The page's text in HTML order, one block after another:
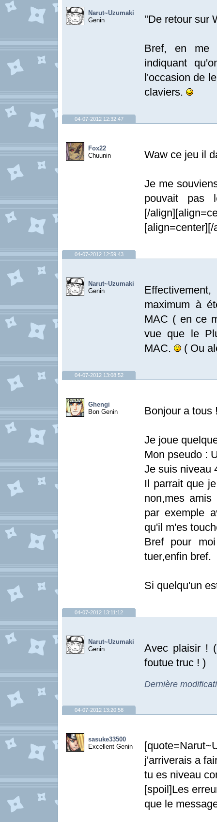
Narut~Uzumaki
Genin
"De retour sur
Bref, en me
indiquant
l'occasion de
claviers.
04-07-2012 12:32:47
Fox22
Chuunin
Waw ce jeu il
Je me
pouvait pas
[/
[align=center][/
04-07-2012 12:59:43
Narut~Uzumaki
Genin
maximum à
MAC ( en ce
vue que le
MAC.
( Ou
04-07-2012 13:08:52
Ghengi
Bon Genin
Bonjour a tous
Je joue
Mon pseudo :
Je suis niveau
Il parrait que
non,mes
par exemple
qu'il m'es
Bref pour
tuer,enfin bref.
Si quelqu'un
04-07-2012 13:11:12
Narut~Uzumaki
Genin
Avec plaisir !
foutue truc ! )
Dernière
04-07-2012 13:20:58
sasuke33500
Excellent Genin
j'arriverais a
tu es niveau
[spoil]Les
que le